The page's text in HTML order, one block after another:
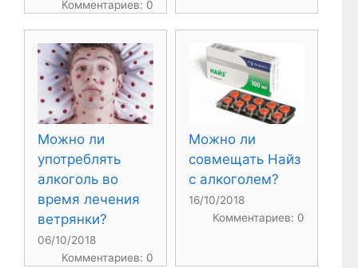
Комментариев: 0
Можно ли
употреблять
алкоголь во
время лечения
ветрянки?
06/10/2018
Комментариев: 0
Можно ли
совмещать Найз
с алкоголем?
16/10/2018
Комментариев: 0